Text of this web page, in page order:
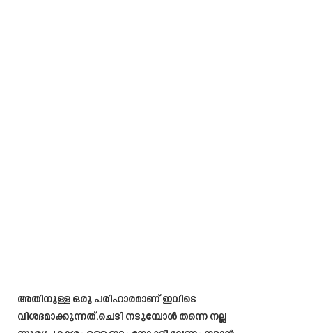
അതിനുള്ള ഒരു പരിഹാരമാണ് ഇവിടെ
വിശദമാക്കുന്നത്.ചെടി നടുമ്പോൾ തന്നെ നല്ല